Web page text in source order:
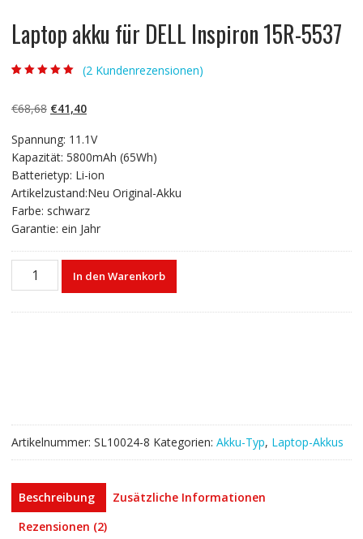
Laptop akku für DELL Inspiron 15R-5537
basierend auf
Kundenbewertun
(2 Kundenrezensionen)
€68,68 Ursprünglicher
war:
€68,68
€41,40Aktueller
ist:
€41,40.
Spannung: 11.1V
Kapazität: 5800mAh (65Wh)
Batterietyp: Li-ion
Artikelzustand:Neu Original-Akku
Farbe: schwarz
Garantie: ein Jahr
Laptop
In den Warenkorb
Artikelnummer: SL10024-8 Kategorien: Akku-Typ, Laptop-Akkus
Beschreibung
Zusätzliche Informationen
Rezensionen (2)